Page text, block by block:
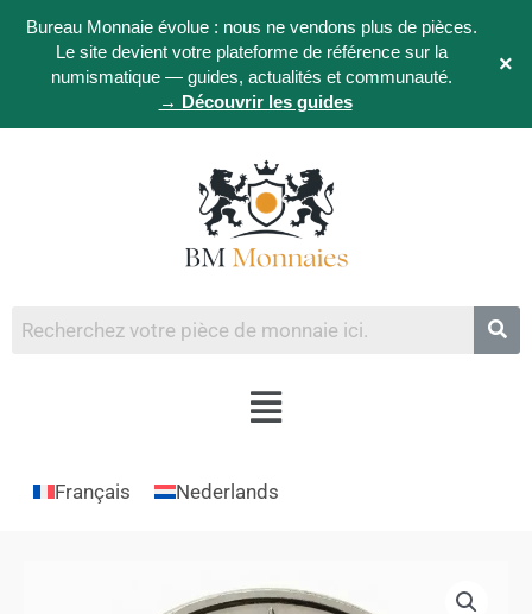
Bureau Monnaie évolue : nous ne vendons plus de pièces.
Le site devient votre plateforme de référence sur la
numismatique — guides, actualités et communauté.
→ Découvrir les guides
×
Français Nederlands